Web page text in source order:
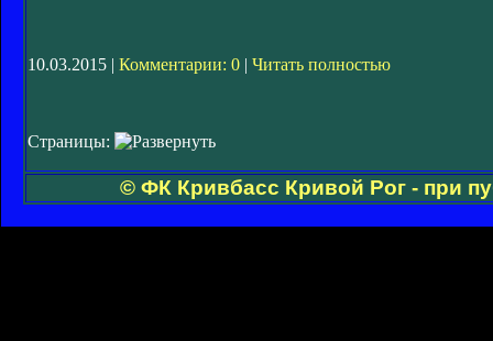
10.03.2015 | Комментарии: 0 | Читать полностью
Страницы:
© ФК Кривбасс Кривой Рог - при